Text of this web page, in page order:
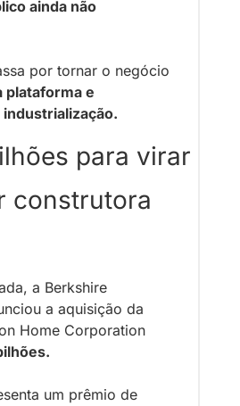
ainda não
por tornar o negócio
plataforma e
para virar
construtora
a Berkshire
a aquisição da